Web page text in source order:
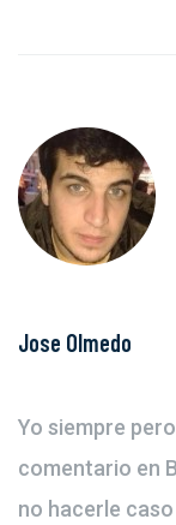
Jose Olmedo
Yo siempre
comentario en
no hacerle